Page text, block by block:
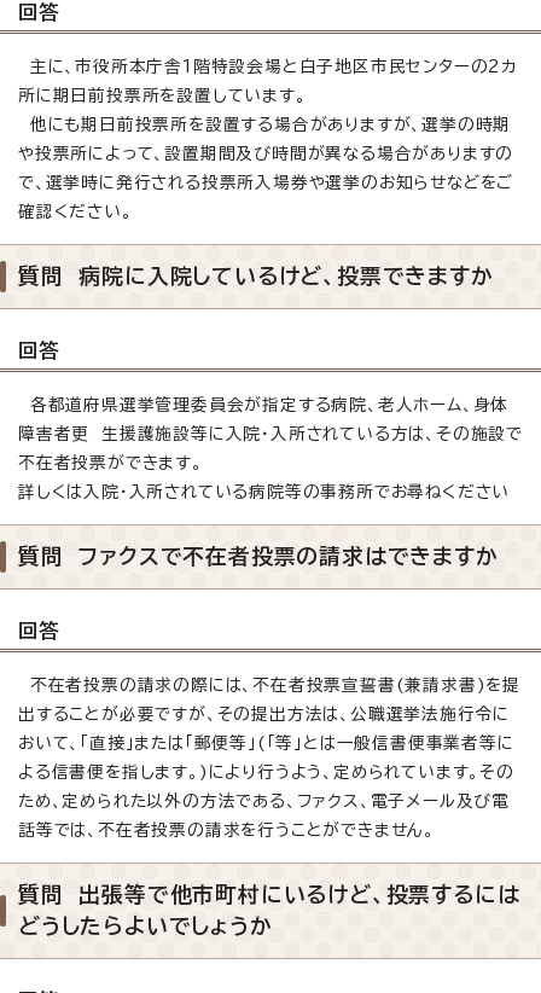
回答
主に、市役所本庁舎1階特設会場と白子地区市民センターの2カ
所に期日前投票所を設置しています。
他にも期日前投票所を設置する場合がありますが、選挙の時期
や投票所によって、設置期間及び時間が異なる場合がありますの
で、選挙時に発行される投票所入場券や選挙のお知らせなどをご
確認ください。
質問 病院に入院しているけど、投票できますか
回答
各都道府県選挙管理委員会が指定する病院、老人ホーム、身体
障害者更 生援護施設等に入院・入所されている方は、その施設で
不在者投票ができます。
詳しくは入院・入所されている病院等の事務所でお尋ねください
質問 ファクスで不在者投票の請求はできますか
回答
不在者投票の請求の際には、不在者投票宣誓書(兼請求書)を提
出することが必要ですが、その提出方法は、公職選挙法施行令に
おいて、「直接」または「郵便等」(「等」とは一般信書便事業者等に
よる信書便を指します。)により行うよう、定められています。その
ため、定められた以外の方法である、ファクス、電子メール及び電
話等では、不在者投票の請求を行うことができません。
質問 出張等で他市町村にいるけど、投票するには
どうしたらよいでしょうか